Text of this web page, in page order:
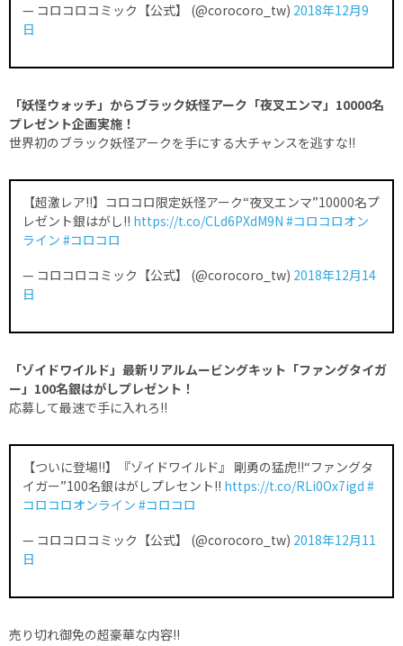
— コロコロコミック【公式】 (@corocoro_tw) 2018年12月9
日
「妖怪ウォッチ」からブラック妖怪アーク「夜叉エンマ」10000名
プレゼント企画実施！
世界初のブラック妖怪アークを手にする大チャンスを逃すな!!
【超激レア!!】コロコロ限定妖怪アーク“夜叉エンマ”10000名プ
レゼント銀はがし!! https://t.co/CLd6PXdM9N #コロコロオン
ライン #コロコロ
— コロコロコミック【公式】 (@corocoro_tw) 2018年12月14
日
「ゾイドワイルド」最新リアルムービングキット「ファングタイガ
ー」100名銀はがしプレゼント！
応募して最速で手に入れろ!!
【ついに登場!!】『ゾイドワイルド』 剛勇の猛虎!!“ファングタ
イガー”100名銀はがしプレセント!! https://t.co/RLi0Ox7igd #
コロコロオンライン #コロコロ
— コロコロコミック【公式】 (@corocoro_tw) 2018年12月11
日
売り切れ御免の超豪華な内容!!